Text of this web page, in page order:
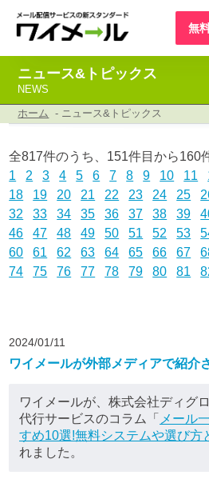
無
ニュース&トピックス
NEWS
ホーム - ニュース&トピックス
全817件のうち、151件目から160
1
2 3 4 5 6 7 8 9 10 11
18
19 20 21 22 23 24 25
32
33 34 35 36 37 38 39
46
47 48 49 50 51 52 53
60
61 62 63 64 65 66 67
74
75 76 77 78 79 80 81
2024/01/11
ワイメールが外部メディアで紹介
ワイメールが、株式会社ディグ
代行サービスのコラム「 メール
すめ10選!無料システムや選び方
れました。